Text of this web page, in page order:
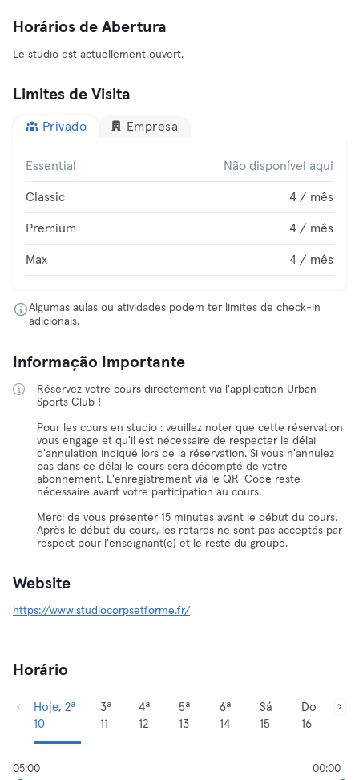
Horários de Abertura
Le studio est actuellement ouvert.
Limites de Visita
Privado Empresa
Essential Não disponível aqui
Classic 4 / mês
Premium 4 / mês
Max 4 / mês
Algumas aulas ou atividades podem ter limites de check-in
adicionais.
Informação Importante
Réservez votre cours directement via l'application Urban
Sports Club !
Pour les cours en studio : veuillez noter que cette réservation
vous engage et qu'il est nécessaire de respecter le délai
d'annulation indiqué lors de la réservation. Si vous n'annulez
pas dans ce délai le cours sera décompté de votre
abonnement. L'enregistrement via le QR-Code reste
nécessaire avant votre participation au cours.
Merci de vous présenter 15 minutes avant le début du cours.
Après le début du cours, les retards ne sont pas acceptés par
respect pour l'enseignant(e) et le reste du groupe.
Website
https://www.studiocorpsetforme.fr/
Horário
Hoje, 2ª
10
3ª
11
4ª
12
5ª
13
6ª
14
Sá
15
Do
16
05:00 00:00